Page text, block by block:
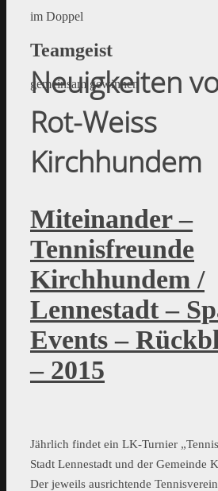
im Doppel
Teamgeist
gemeinsam gewinnen
Neuigkeiten
Rot-Weiss
Kirchhundem
Miteinander –
Tennisfreunde
Kirchhundem /
Lennestadt –
Events –
– 2015
Jährlich findet ein LK-Turnier
Stadt Lennestadt und der Gemeinde
Der jeweils ausrichtende